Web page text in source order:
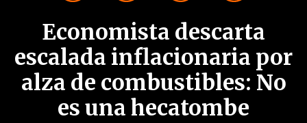
Economista descarta
escalada inflacionaria por
alza de combustibles: No
es una hecatombe